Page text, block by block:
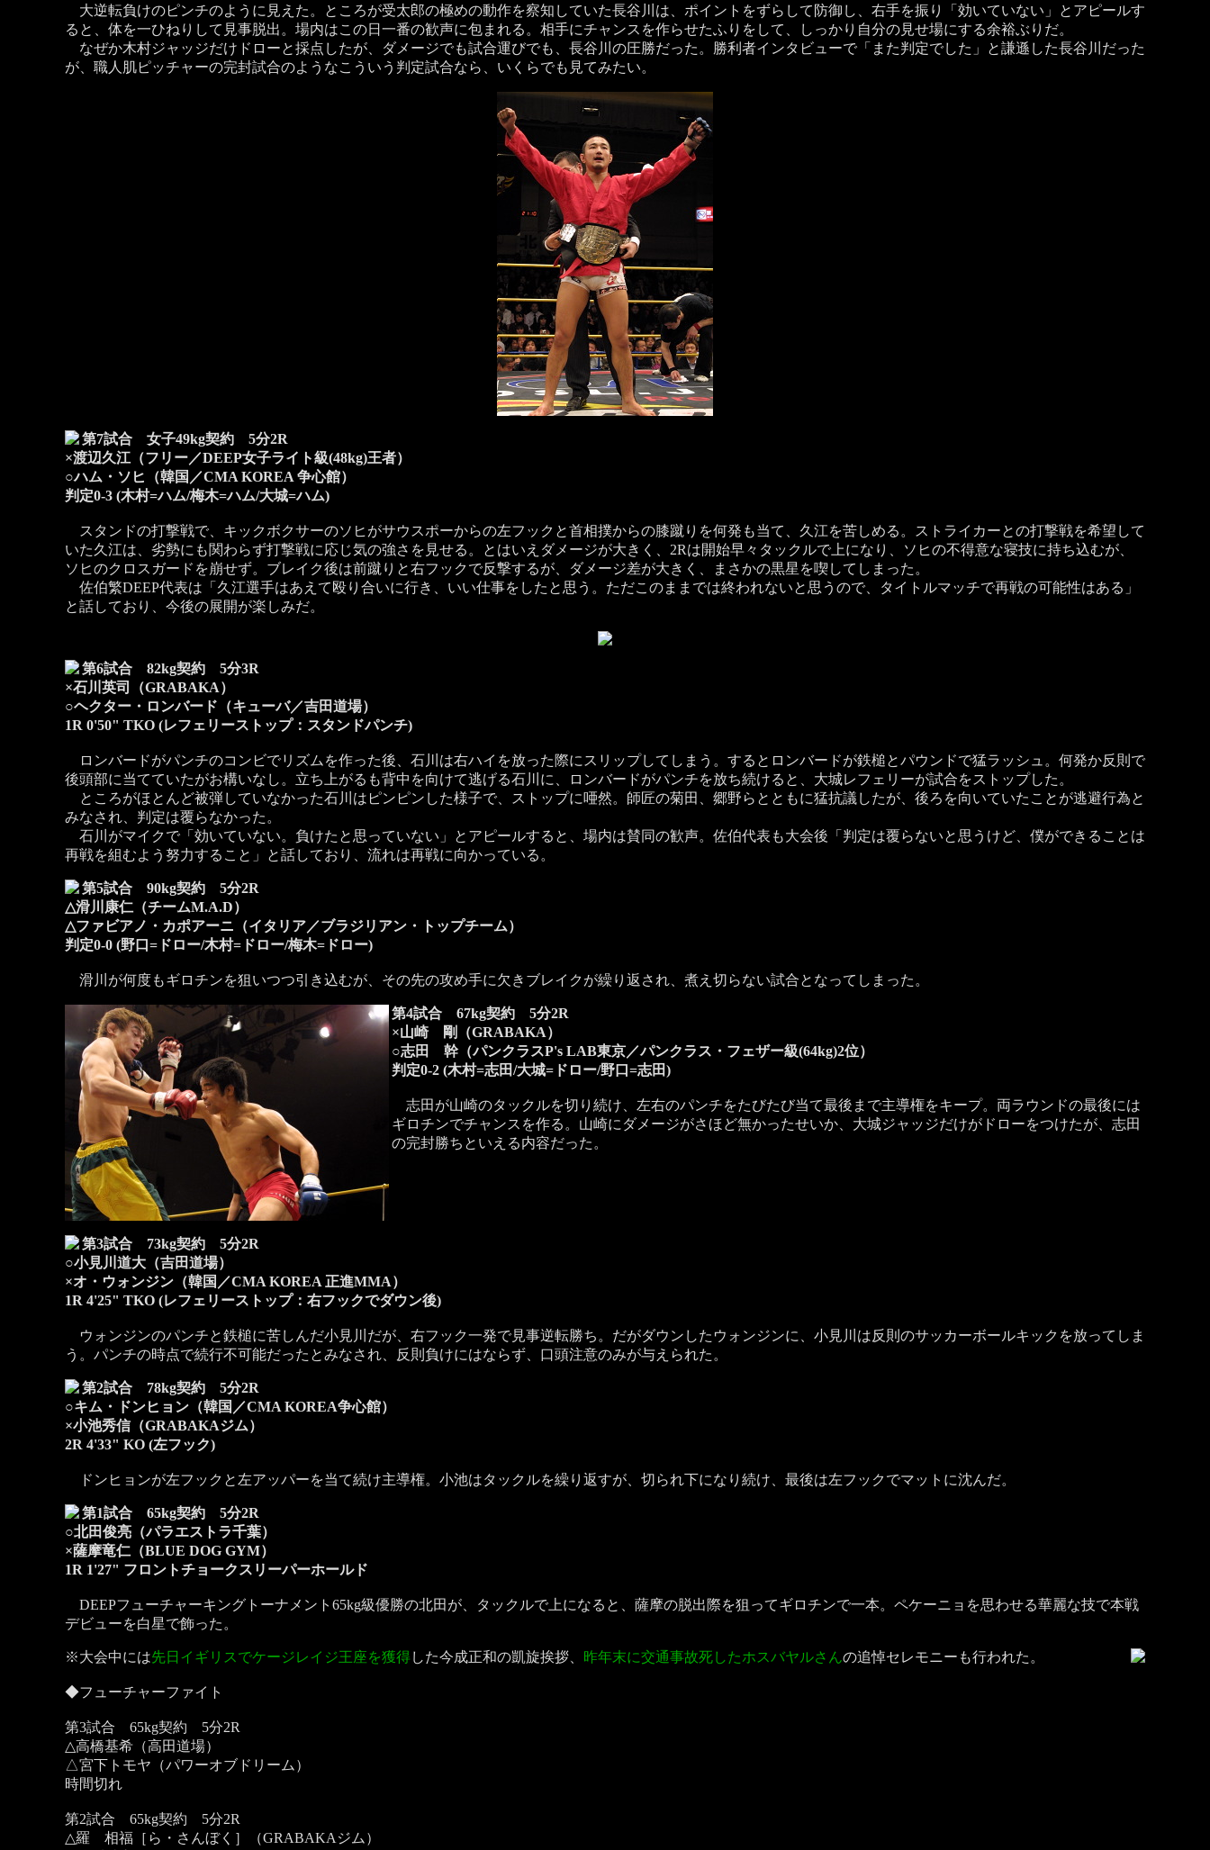
大逆転負けのピンチのように見えた。ところが受太郎の極めの動作を察知していた長谷川は、ポイントをずらして防御し、右手を振り「効いていない」とアピールす
ると、体を一ひねりして見事脱出。場内はこの日一番の歓声に包まれる。相手にチャンスを作らせたふりをして、しっかり自分の見せ場にする余裕ぶりだ。
なぜか木村ジャッジだけドローと採点したが、ダメージでも試合運びでも、長谷川の圧勝だった。勝利者インタビューで「また判定でした」と謙遜した長谷川だった
が、職人肌ピッチャーの完封試合のようなこういう判定試合なら、いくらでも見てみたい。
第7試合 女子49kg契約 5分2R
×渡辺久江（フリー／DEEP女子ライト級(48kg)王者）
○ハム・ソヒ（韓国／CMA KOREA 争心館）
判定0-3 (木村=ハム/梅木=ハム/大城=ハム)
スタンドの打撃戦で、キックボクサーのソヒがサウスポーからの左フックと首相撲からの膝蹴りを何発も当て、久江を苦しめる。ストライカーとの打撃戦を希望して
いた久江は、劣勢にも関わらず打撃戦に応じ気の強さを見せる。とはいえダメージが大きく、2Rは開始早々タックルで上になり、ソヒの不得意な寝技に持ち込むが、
ソヒのクロスガードを崩せず。ブレイク後は前蹴りと右フックで反撃するが、ダメージ差が大きく、まさかの黒星を喫してしまった。
佐伯繁DEEP代表は「久江選手はあえて殴り合いに行き、いい仕事をしたと思う。ただこのままでは終われないと思うので、タイトルマッチで再戦の可能性はある」
と話しており、今後の展開が楽しみだ。
第6試合 82kg契約 5分3R
×石川英司（GRABAKA）
○ヘクター・ロンバード（キューバ／吉田道場）
1R 0'50" TKO (レフェリーストップ：スタンドパンチ)
ロンバードがパンチのコンビでリズムを作った後、石川は右ハイを放った際にスリップしてしまう。するとロンバードが鉄槌とパウンドで猛ラッシュ。何発か反則で
後頭部に当てていたがお構いなし。立ち上がるも背中を向けて逃げる石川に、ロンバードがパンチを放ち続けると、大城レフェリーが試合をストップした。
ところがほとんど被弾していなかった石川はピンピンした様子で、ストップに唖然。師匠の菊田、郷野らとともに猛抗議したが、後ろを向いていたことが逃避行為と
みなされ、判定は覆らなかった。
石川がマイクで「効いていない。負けたと思っていない」とアピールすると、場内は賛同の歓声。佐伯代表も大会後「判定は覆らないと思うけど、僕ができることは
再戦を組むよう努力すること」と話しており、流れは再戦に向かっている。
第5試合 90kg契約 5分2R
△滑川康仁（チームM.A.D）
△ファビアノ・カポアーニ（イタリア／ブラジリアン・トップチーム）
判定0-0 (野口=ドロー/木村=ドロー/梅木=ドロー)
滑川が何度もギロチンを狙いつつ引き込むが、その先の攻め手に欠きブレイクが繰り返され、煮え切らない試合となってしまった。
第4試合 67kg契約 5分2R
×山崎 剛（GRABAKA）
○志田 幹（パンクラスP's LAB東京／パンクラス・フェザー級(64kg)2位）
判定0-2 (木村=志田/大城=ドロー/野口=志田)
志田が山崎のタックルを切り続け、左右のパンチをたびたび当て最後まで主導権をキープ。両ラウンドの最後には
ギロチンでチャンスを作る。山崎にダメージがさほど無かったせいか、大城ジャッジだけがドローをつけたが、志田
の完封勝ちといえる内容だった。
第3試合 73kg契約 5分2R
○小見川道大（吉田道場）
×オ・ウォンジン（韓国／CMA KOREA 正進MMA）
1R 4'25" TKO (レフェリーストップ：右フックでダウン後)
ウォンジンのパンチと鉄槌に苦しんだ小見川だが、右フック一発で見事逆転勝ち。だがダウンしたウォンジンに、小見川は反則のサッカーボールキックを放ってしま
う。パンチの時点で続行不可能だったとみなされ、反則負けにはならず、口頭注意のみが与えられた。
第2試合 78kg契約 5分2R
○キム・ドンヒョン（韓国／CMA KOREA争心館）
×小池秀信（GRABAKAジム）
2R 4'33" KO (左フック)
ドンヒョンが左フックと左アッパーを当て続け主導権。小池はタックルを繰り返すが、切られ下になり続け、最後は左フックでマットに沈んだ。
第1試合 65kg契約 5分2R
○北田俊亮（パラエストラ千葉）
×薩摩竜仁（BLUE DOG GYM）
1R 1'27" フロントチョークスリーパーホールド
DEEPフューチャーキングトーナメント65kg級優勝の北田が、タックルで上になると、薩摩の脱出際を狙ってギロチンで一本。ペケーニョを思わせる華麗な技で本戦
デビューを白星で飾った。
※大会中には先日イギリスでケージレイジ王座を獲得した今成正和の凱旋挨拶、 昨年末に交通事故死したホスバヤルさんの追悼セレモニーも行われた。
◆フューチャーファイト
第3試合 65kg契約 5分2R
△高橋基希（高田道場）
△宮下トモヤ（パワーオブドリーム）
時間切れ
第2試合 65kg契約 5分2R
△羅 相福［ら・さんぼく］（GRABAKAジム）